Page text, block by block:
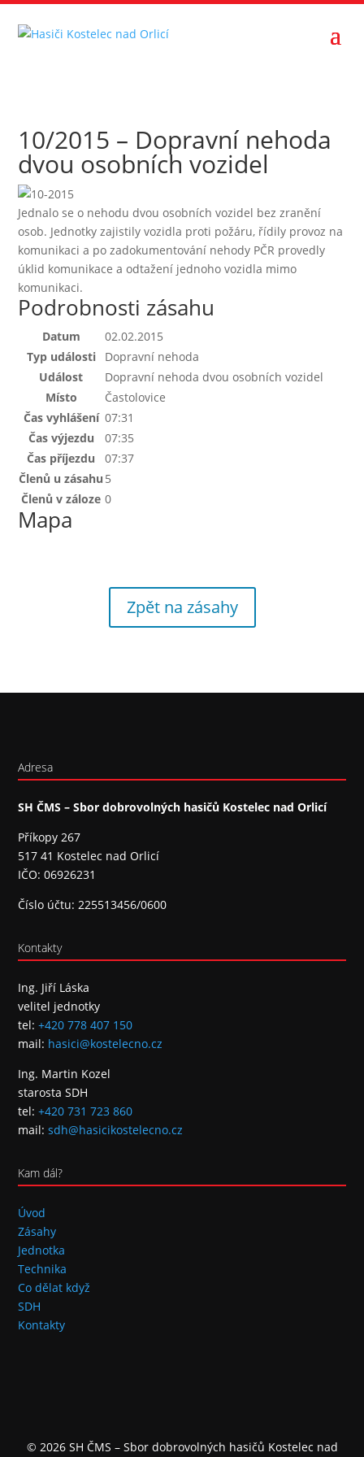
10/2015 – Dopravní nehoda
dvou osobních vozidel
Jednalo se o nehodu dvou osobních vozidel bez zranění
osob. Jednotky zajistily vozidla proti požáru, řídily provoz na
komunikaci a po zadokumentování nehody PČR provedly
úklid komunikace a odtažení jednoho vozidla mimo
komunikaci.
Podrobnosti zásahu
Datum
02.02.2015
Typ události
Dopravní nehoda
Událost
Dopravní nehoda dvou osobních vozidel
Místo
Častolovice
Čas vyhlášení 07:31
Čas výjezdu
07:35
Čas příjezdu
07:37
Členů u zásahu 5
Členů v záloze 0
Mapa
Zpět na zásahy
Adresa
SH ČMS – Sbor dobrovolných hasičů Kostelec nad Orlicí
Příkopy 267
517 41 Kostelec nad Orlicí
IČO: 06926231
Číslo účtu: 225513456/0600
Kontakty
Ing. Jiří Láska
velitel jednotky
tel:+420 778 407 150
mail: hasici@kostelecno.cz
Ing. Martin Kozel
starosta SDH
tel:+420 731 723 860
mail:sdh@hasicikostelecno.cz
Kam dál?
Úvod
Zásahy
Jednotka
Technika
Co dělat když
SDH
Kontakty
© 2026 SH ČMS – Sbor dobrovolných hasičů Kostelec nad